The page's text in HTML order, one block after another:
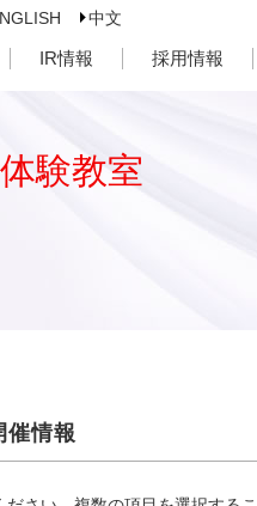
中文
IR情報 採用情報
験教室
催情報